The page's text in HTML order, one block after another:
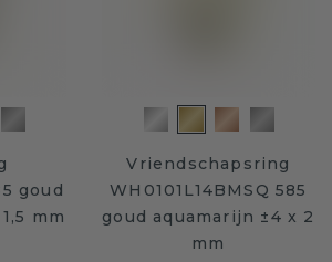
goud
mm
Vriendschapsring
WH0101L14BMSQ 585
goud aquamarijn ±4 x 2
mm